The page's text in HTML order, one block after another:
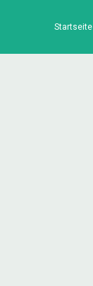
Startseite